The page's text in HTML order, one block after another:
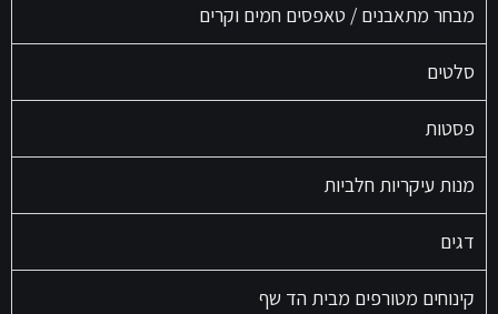
מבחר מתאבנים / טאפסים חמים וקרים
סלטים
פסטות
מנות עיקריות חלביות
דגים
קינוחים מטורפים מבית הד שף